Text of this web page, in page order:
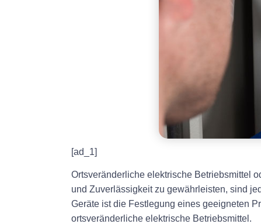
[ad_1]
Ortsveränderliche elektrische Betriebsmittel
und Zuverlässigkeit zu gewährleisten, sind
Geräte ist die Festlegung eines geeigneten
ortsveränderliche elektrische Betriebsmittel.